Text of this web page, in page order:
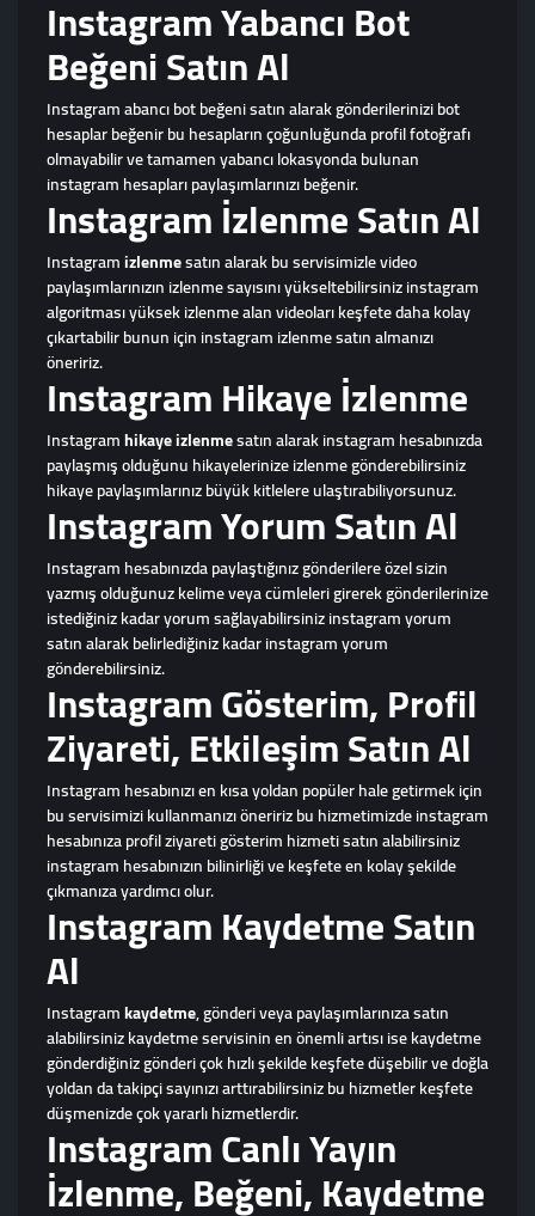
Instagram Yabancı Bot
Beğeni Satın Al
Instagram abancı bot beğeni satın alarak gönderilerinizi bot
hesaplar beğenir bu hesapların çoğunluğunda profil fotoğrafı
olmayabilir ve tamamen yabancı lokasyonda bulunan
instagram hesapları paylaşımlarınızı beğenir.
Instagram İzlenme Satın Al
Instagramizlenmesatın alarak bu servisimizle video
paylaşımlarınızın izlenme sayısını yükseltebilirsiniz instagram
algoritması yüksek izlenme alan videoları keşfete daha kolay
çıkartabilir bunun için instagram izlenme satın almanızı
öneririz.
Instagram Hikaye İzlenme
Instagramhikaye izlenmesatın alarak instagram hesabınızda
paylaşmış olduğunu hikayelerinize izlenme gönderebilirsiniz
hikaye paylaşımlarınız büyük kitlelere ulaştırabiliyorsunuz.
Instagram Yorum Satın Al
Instagram hesabınızda paylaştığınız gönderilere özel sizin
yazmış olduğunuz kelime veya cümleleri girerek gönderilerinize
istediğiniz kadar yorum sağlayabilirsiniz instagram yorum
satın alarak belirlediğiniz kadar instagram yorum
gönderebilirsiniz.
Instagram Gösterim, Profil
Ziyareti, Etkileşim Satın Al
Instagram hesabınızı en kısa yoldan popüler hale getirmek için
bu servisimizi kullanmanızı öneririz bu hizmetimizde instagram
hesabınıza profil ziyareti gösterim hizmeti satın alabilirsiniz
instagram hesabınızın bilinirliği ve keşfete en kolay şekilde
çıkmanıza yardımcı olur.
Instagram Kaydetme Satın
Al
Instagramkaydetme, gönderi veya paylaşımlarınıza satın
alabilirsiniz kaydetme servisinin en önemli artısı ise kaydetme
gönderdiğiniz gönderi çok hızlı şekilde keşfete düşebilir ve doğla
yoldan da takipçi sayınızı arttırabilirsiniz bu hizmetler keşfete
düşmenizde çok yararlı hizmetlerdir.
Instagram Canlı Yayın
İzlenme, Beğeni, Kaydetme